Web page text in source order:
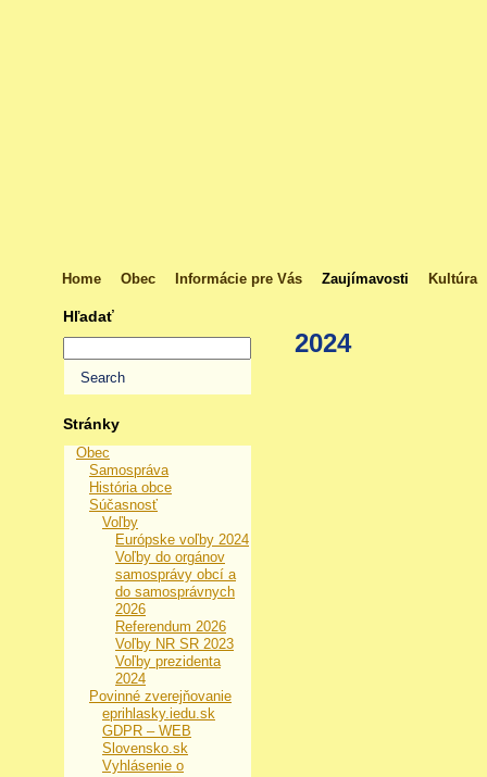
Home Obec Informácie pre Vás Zaujímavosti Kultúra
Hľadať
Stránky
Obec
Samospráva
História obce
Súčasnosť
Voľby
Európske voľby 2024
Voľby do orgánov
samosprávy obcí a
do samosprávnych
2026
Referendum 2026
Voľby NR SR 2023
Voľby prezidenta
2024
Povinné zverejňovanie
eprihlasky.iedu.sk
GDPR – WEB
Slovensko.sk
Vyhlásenie o
2024